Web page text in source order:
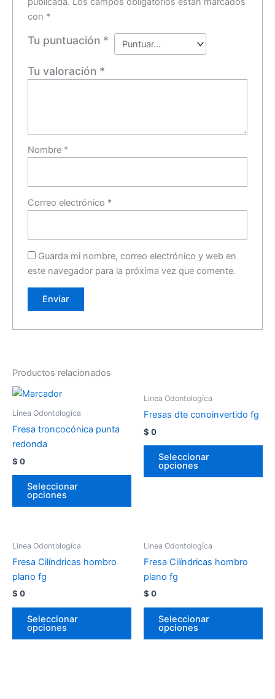
con *
Tu puntuación *
Tu valoración *
Nombre *
Correo electrónico *
Guarda mi nombre, correo electrónico y web en
este navegador para la próxima vez que comente.
Productos relacionados
Linea Odontologíca
Fresa troncocónica punta
redonda
$ 0
Seleccionar
opciones
Linea Odontologíca
Fresas dte conoinvertido fg
$ 0
Seleccionar
opciones
Linea Odontologíca
Fresa Cilíndricas hombro
plano fg
$ 0
Seleccionar
opciones
Linea Odontologíca
Fresa Cilíndricas hombro
plano fg
$ 0
Seleccionar
opciones